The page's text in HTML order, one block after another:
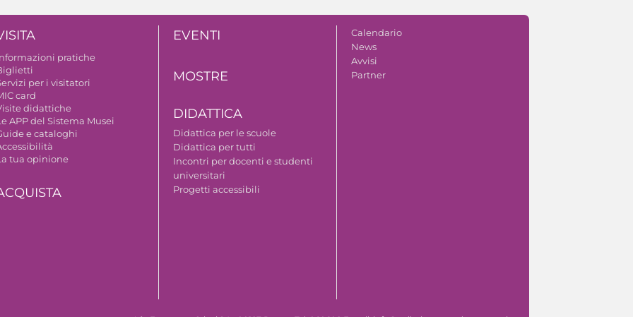
pratiche
per i visitatori
card
didattiche
APP del Sistema Musei
e cataloghi
tua opinione
EVENTI
MOSTRE
DIDATTICA
Didattica per le scuole
Didattica per tutti
Incontri per docenti e studenti
universitari
Progetti accessibili
Calendario
News
Avvisi
Partner